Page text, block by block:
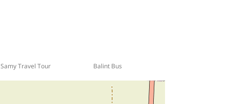
Samy Travel Tour Balint Bus